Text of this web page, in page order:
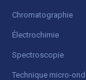
Chromatographie
Électrochimie
Spectroscopie
Technique micro-